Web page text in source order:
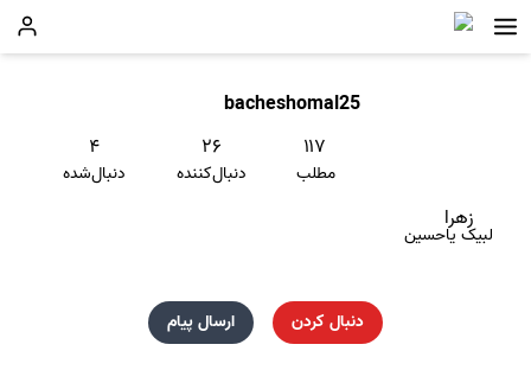
bacheshomal25
۱۱۷
مطلب
۲۶
دنبال‌کننده
۴
دنبال‌شده
زهرا
لبیک یاحسین
دنبال کردن ارسال پیام